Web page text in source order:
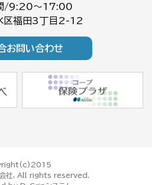
/9:20～17:00
区福田3丁目2-12
お問い合わせ
会社, All rights reserved.